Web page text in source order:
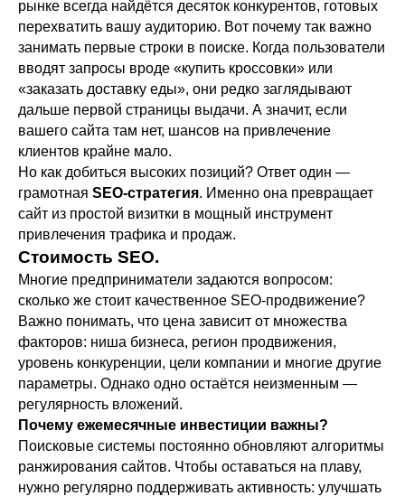
рынке всегда найдётся десяток конкурентов, готовых
перехватить вашу аудиторию. Вот почему так важно
занимать первые строки в поиске. Когда пользователи
вводят запросы вроде «купить кроссовки» или
«заказать доставку еды», они редко заглядывают
дальше первой страницы выдачи. А значит, если
вашего сайта там нет, шансов на привлечение
клиентов крайне мало.
Но как добиться высоких позиций? Ответ один —
грамотная SEO-стратегия. Именно она превращает
сайт из простой визитки в мощный инструмент
привлечения трафика и продаж.
Стоимость SEO.
Многие предприниматели задаются вопросом:
сколько же стоит качественное SEO-продвижение?
Важно понимать, что цена зависит от множества
факторов: ниша бизнеса, регион продвижения,
уровень конкуренции, цели компании и многие другие
параметры. Однако одно остаётся неизменным —
регулярность вложений.
Почему ежемесячные инвестиции важны?
Поисковые системы постоянно обновляют алгоритмы
ранжирования сайтов. Чтобы оставаться на плаву,
нужно регулярно поддерживать активность: улучшать